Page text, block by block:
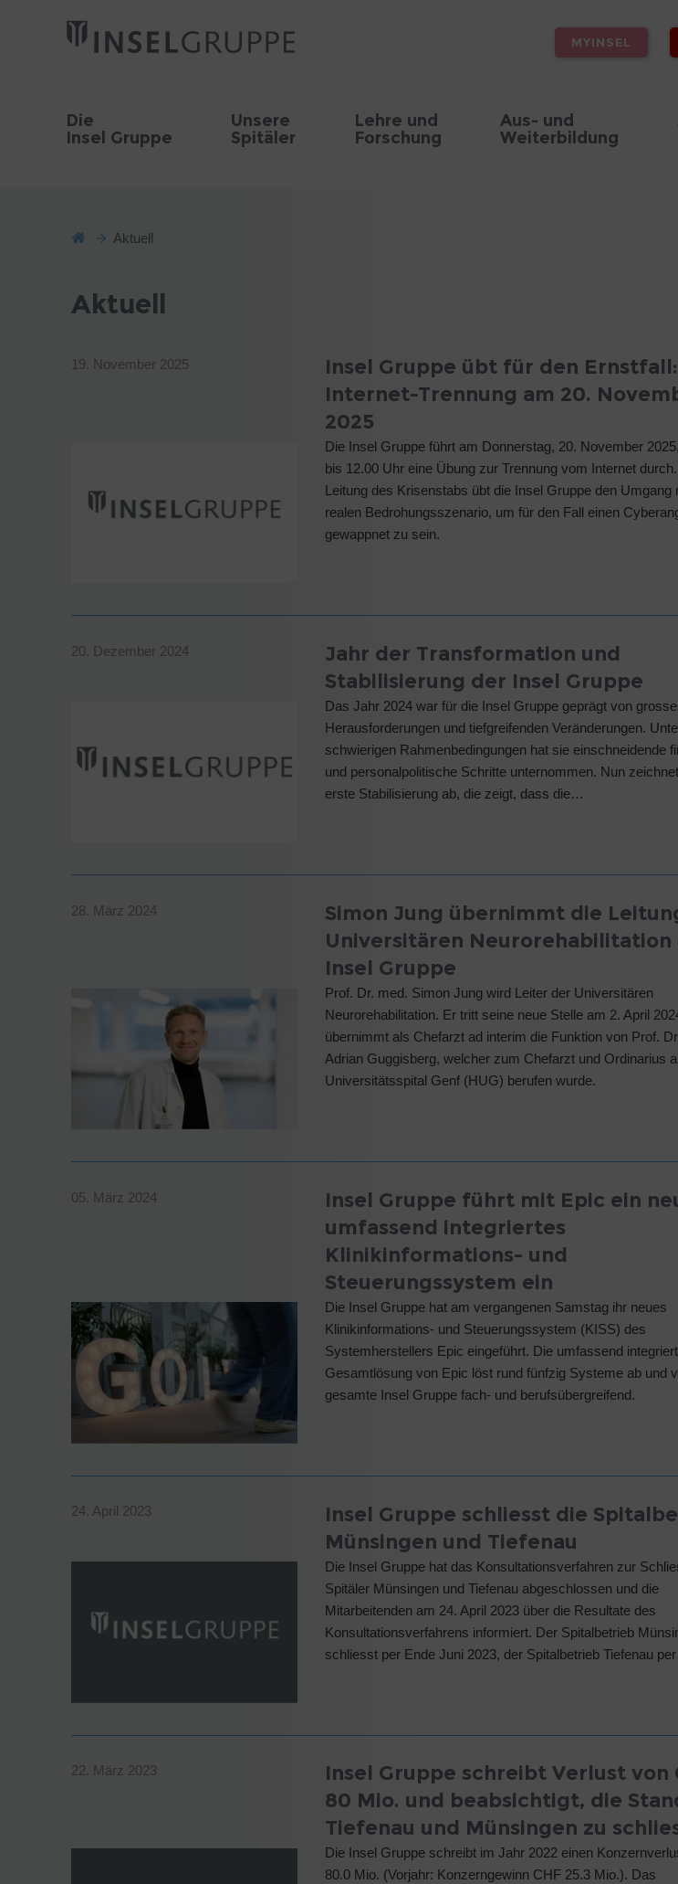
MYINSEL
Die
Insel Gruppe
Unsere
Spitäler
Lehre und
Forschung
Aus- und
Weiterbildung
Aktuell
Aktuell
19. November 2025
Insel Gruppe übt für den Ernstfall:
Internet-Trennung am 20.
2025
Die Insel Gruppe führt am Donnerstag, 20. November
bis 12.00 Uhr eine Übung zur Trennung vom Internet
Leitung des Krisenstabs übt die Insel Gruppe den Umgang
realen Bedrohungsszenario, um für den Fall einen
gewappnet zu sein.
20. Dezember 2024
Jahr der Transformation und
Stabilisierung der Insel Gruppe
Das Jahr 2024 war für die Insel Gruppe geprägt von
Herausforderungen und tiefgreifenden Veränderungen.
schwierigen Rahmenbedingungen hat sie einschneidende
und personalpolitische Schritte unternommen. Nun
erste Stabilisierung ab, die zeigt, dass die…
28. März 2024
Simon Jung übernimmt die
Universitären Neurorehabilitation
Insel Gruppe
Prof. Dr. med. Simon Jung wird Leiter der Universitären
Neurorehabilitation. Er tritt seine neue Stelle am 2. April
übernimmt als Chefarzt ad interim die Funktion von Prof.
Adrian Guggisberg, welcher zum Chefarzt und Ordinarius
Universitätsspital Genf (HUG) berufen wurde.
05. März 2024
Insel Gruppe führt mit Epic ein
umfassend integriertes
Klinikinformations- und
Steuerungssystem ein
Die Insel Gruppe hat am vergangenen Samstag ihr neues
Klinikinformations- und Steuerungssystem (KISS) des
Systemherstellers Epic eingeführt. Die umfassend
Gesamtlösung von Epic löst rund fünfzig Systeme ab und
gesamte Insel Gruppe fach- und berufsübergreifend.
24. April 2023
Insel Gruppe schliesst die
Münsingen und Tiefenau
Die Insel Gruppe hat das Konsultationsverfahren zur
Spitäler Münsingen und Tiefenau abgeschlossen und die
Mitarbeitenden am 24. April 2023 über die Resultate des
Konsultationsverfahrens informiert. Der Spitalbetrieb
schliesst per Ende Juni 2023, der Spitalbetrieb Tiefenau
22. März 2023
Insel Gruppe schreibt Verlust von
80 Mio. und beabsichtigt, die
Tiefenau und Münsingen zu
Die Insel Gruppe schreibt im Jahr 2022 einen
80.0 Mio. (Vorjahr: Konzerngewinn CHF 25.3 Mio.). Das